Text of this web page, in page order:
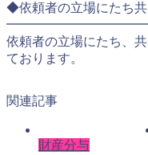
◆依頼者の立場にたち
依頼者の立場にたち、
ております。
関連記事
財産分与